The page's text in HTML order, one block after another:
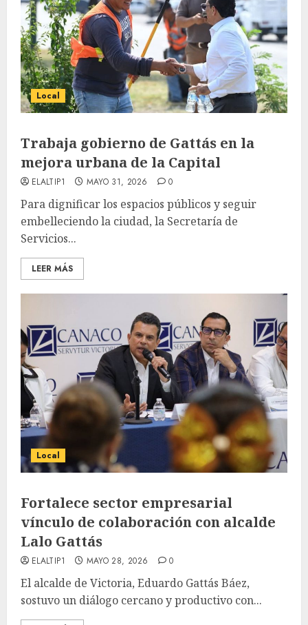
Local
Trabaja gobierno de Gattás en la
mejora urbana de la Capital
ELALTIP1 MAYO 31, 2026 0
Para dignificar los espacios públicos y seguir
embelleciendo la ciudad, la Secretaría de
Servicios...
LEER MÁS
Local
Fortalece sector empresarial
vínculo de colaboración con alcalde
Lalo Gattás
ELALTIP1 MAYO 28, 2026 0
El alcalde de Victoria, Eduardo Gattás Báez,
sostuvo un diálogo cercano y productivo con...